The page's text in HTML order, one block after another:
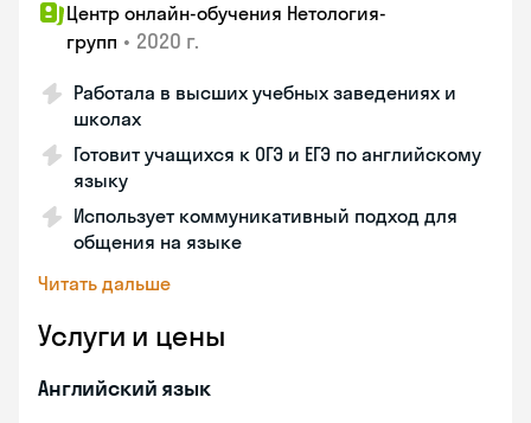
Центр онлайн-обучения Нетология-
групп • 2020 г.
Работала в высших учебных заведениях и
школах
Готовит учащихся к ОГЭ и ЕГЭ по английскому
языку
Использует коммуникативный подход для
общения на языке
Читать дальше
Услуги и цены
Английский язык